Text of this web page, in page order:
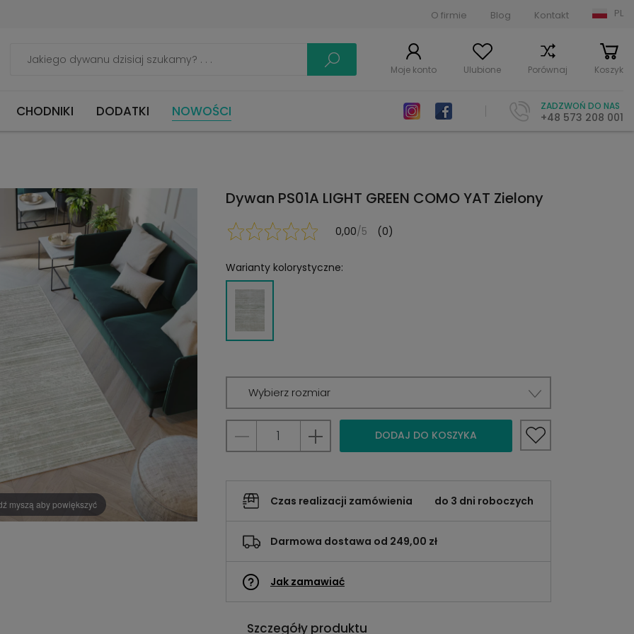
O firmie Blog Kontakt PL
Moje konto Ulubione Porównaj Koszyk
CHODNIKI DODATKI NOWOŚCI ZADZWOŃ DO NAS
+48 573 208 001
myszą aby powiększyć
Dywan PS01A LIGHT GREEN COMO YAT Zielony
0,00/5 (0)
Warianty kolorystyczne:
Wybierz rozmiar
DODAJ DO KOSZYKA
Czas realizacji zamówienia do 3 dni roboczych
Darmowa dostawa od 249,00 zł
Jak zamawiać
Szczegóły produktu